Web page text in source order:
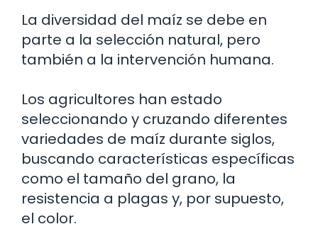
La diversidad del maíz se debe en
parte a la selección natural, pero
también a la intervención humana.
Los agricultores han estado
seleccionando y cruzando diferentes
variedades de maíz durante siglos,
buscando características específicas
como el tamaño del grano, la
resistencia a plagas y, por supuesto,
el color.